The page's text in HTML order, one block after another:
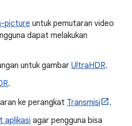
picture untuk pemutaran video
dapat melakukan
untuk gambar UltraHDR.
.
ke perangkat Transmisi
.
aplikasi agar pengguna bisa